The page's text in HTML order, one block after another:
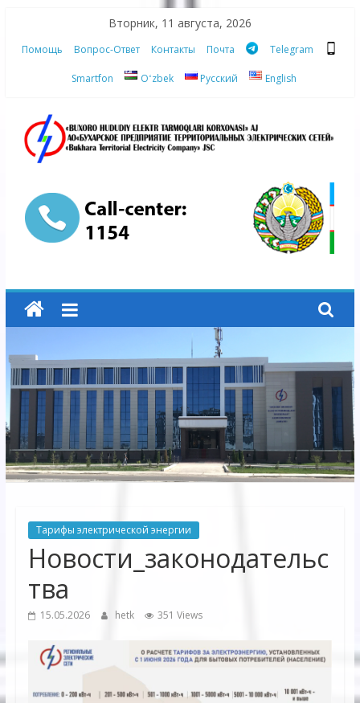
content
Вторник, 11 августа, 2026
Помощь Вопрос-Ответ Контакты Почта Telegram
Smartfon Oʻzbek Русский English
АО
"Бухарское
Предприятие
Территориальных
Электрических
сетей"
АО
"Бухарское
Электрических
сетей"
Тарифы электрической энергии
Новости_законодательс
тва
15.05.2026 hetk 351 Views